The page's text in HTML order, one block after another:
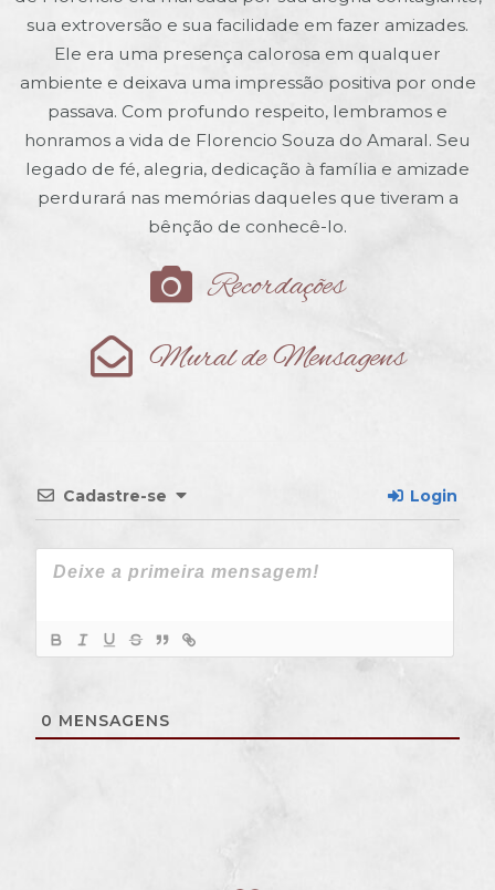
sua extroversão e sua facilidade em fazer amizades.
Ele era uma presença calorosa em qualquer
ambiente e deixava uma impressão positiva por onde
passava. Com profundo respeito, lembramos e
honramos a vida de Florencio Souza do Amaral. Seu
legado de fé, alegria, dedicação à família e amizade
perdurará nas memórias daqueles que tiveram a
bênção de conhecê-lo.
Recordações
Mural de Mensagens
Cadastre-se Login
0 MENSAGENS